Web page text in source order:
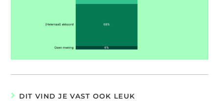
DIT VIND JE VAST OOK LEUK